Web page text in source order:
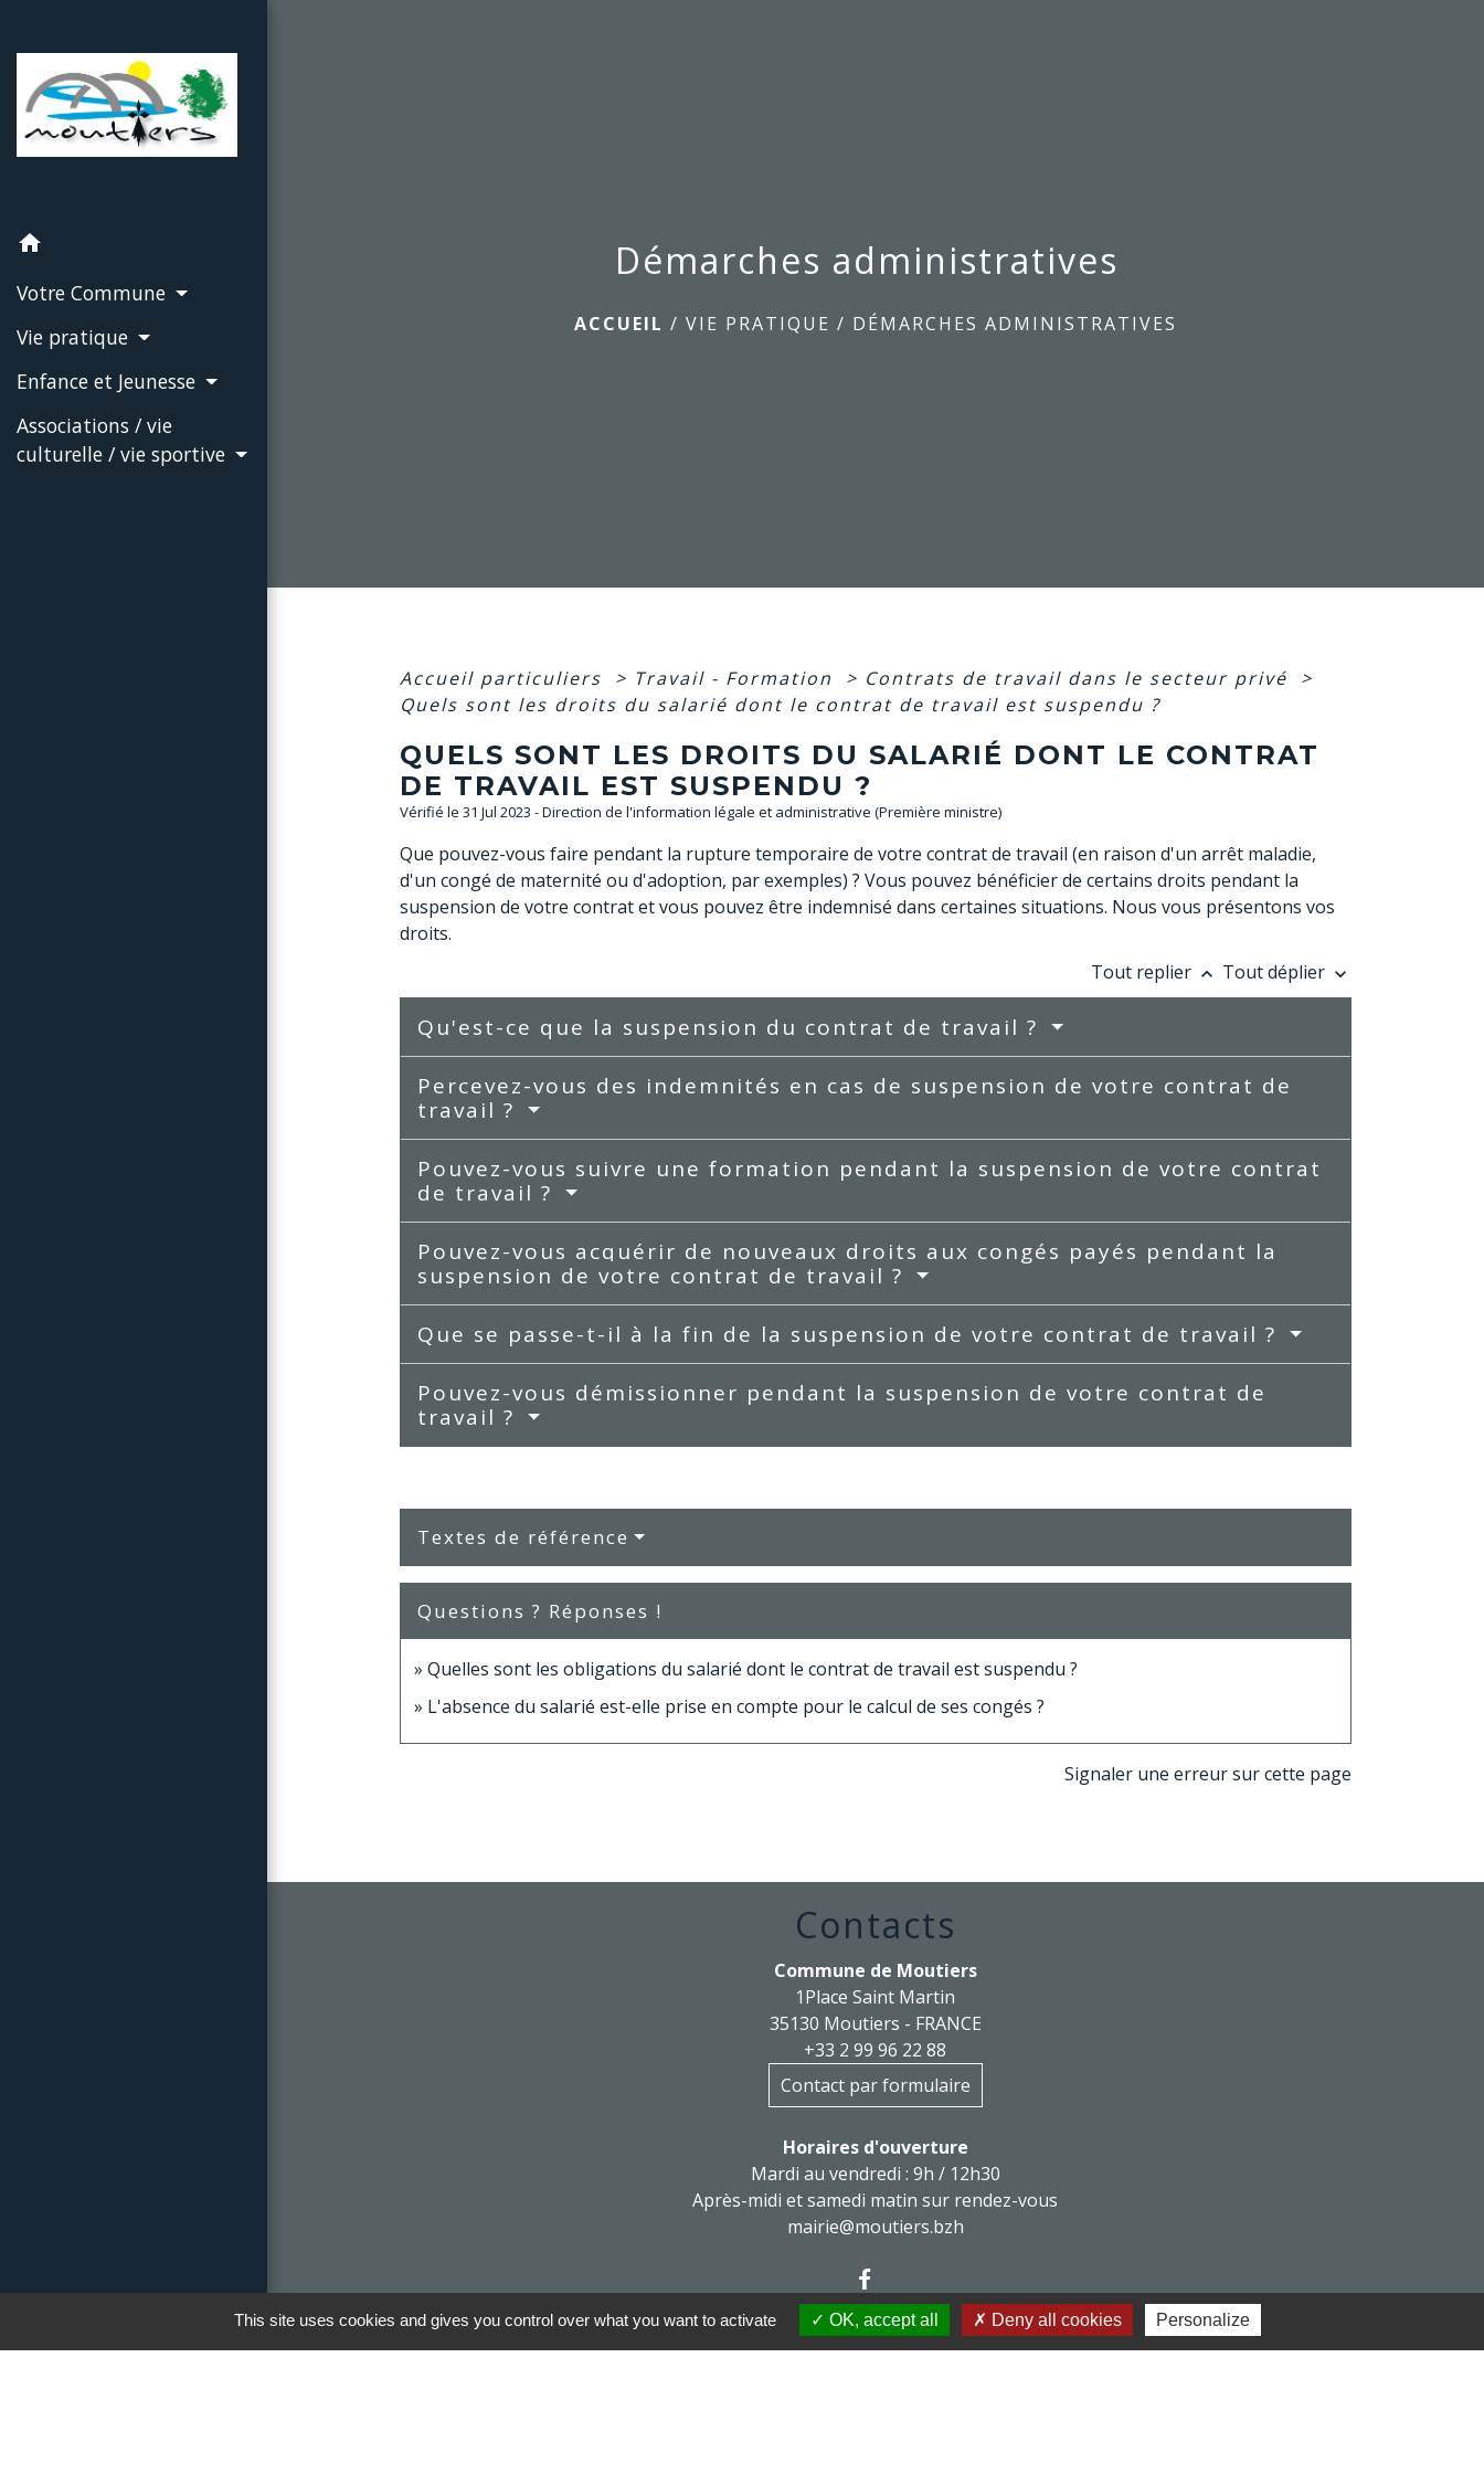
home
Votre Commune
Vie pratique
Enfance et Jeunesse
Associations / vie
culturelle / vie sportive
Démarches administratives
ACCUEIL / VIE PRATIQUE / DÉMARCHES ADMINISTRATIVES
Accueil particuliers > Travail - Formation > Contrats de travail dans le secteur privé
>
Quels sont les droits du salarié dont le contrat de travail est suspendu ?
QUELS SONT LES DROITS DU SALARIÉ DONT LE CONTRAT
DE TRAVAIL EST SUSPENDU ?
Vérifié le 31 Jul 2023 - Direction de l'information légale et administrative (Première ministre)
Que pouvez-vous faire pendant la rupture temporaire de votre contrat de travail (en raison d'un arrêt maladie,
d'un congé de maternité ou d'adoption, par exemples) ? Vous pouvez bénéficier de certains droits pendant la
suspension de votre contrat et vous pouvez être indemnisé dans certaines situations. Nous vous présentons vos
droits.
Tout replier keyboard_arrow_up Tout déplier keyboard_arrow_down
Qu'est-ce que la suspension du contrat de travail ?
Percevez-vous des indemnités en cas de suspension de votre contrat de
travail ?
Pouvez-vous suivre une formation pendant la suspension de votre contrat
de travail ?
Pouvez-vous acquérir de nouveaux droits aux congés payés pendant la
suspension de votre contrat de travail ?
Que se passe-t-il à la fin de la suspension de votre contrat de travail ?
Pouvez-vous démissionner pendant la suspension de votre contrat de
travail ?
Textes de référence
Questions ? Réponses !
Quelles sont les obligations du salarié dont le contrat de travail est suspendu ?
L'absence du salarié est-elle prise en compte pour le calcul de ses congés ?
Signaler une erreur sur cette page
Contacts
Commune de Moutiers
1Place Saint Martin
35130 Moutiers - FRANCE
+33 2 99 96 22 88
Contact par formulaire
Horaires d'ouverture
Mardi au vendredi : 9h / 12h30
Après-midi et samedi matin sur rendez-vous
mairie@moutiers.bzh
This site uses cookies and gives you control over what you want to activate OK, accept all Deny all cookies Personalize